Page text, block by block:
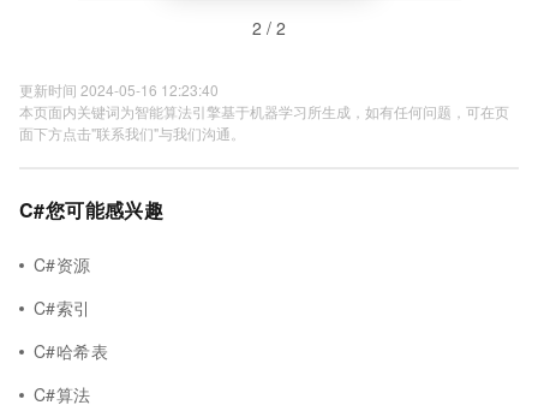
2 / 2
更新时间 2024-05-16 12:23:40
本页面内关键词为智能算法引擎基于机器学习所生成，如有任何问题，可在页
面下方点击"联系我们"与我们沟通。
C#您可能感兴趣
C#资源
C#索引
C#哈希表
C#算法